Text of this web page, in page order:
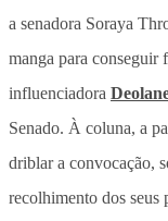
a senadora Soraya
manga para conseguir
influenciadora
Senado. À coluna, a
driblar a convocação,
recolhimento dos seus